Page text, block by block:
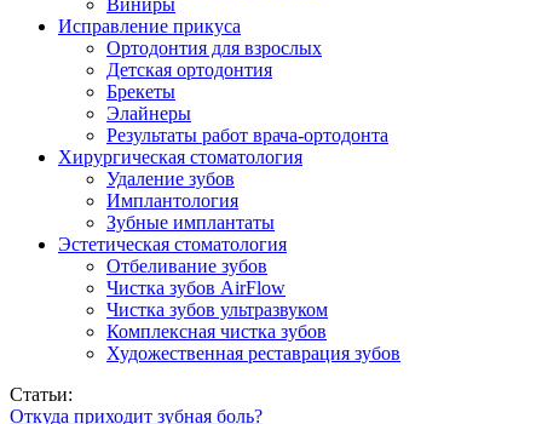
Виниры
Исправление прикуса
Ортодонтия для взрослых
Детская ортодонтия
Брекеты
Элайнеры
Результаты работ врача-ортодонта
Хирургическая стоматология
Удаление зубов
Имплантология
Зубные имплантаты
Эстетическая стоматология
Отбеливание зубов
Чистка зубов AirFlow
Чистка зубов ультразвуком
Комплексная чистка зубов
Художественная реставрация зубов
Статьи:
Откуда приходит зубная боль?